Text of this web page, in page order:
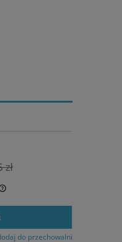
do przechowalni